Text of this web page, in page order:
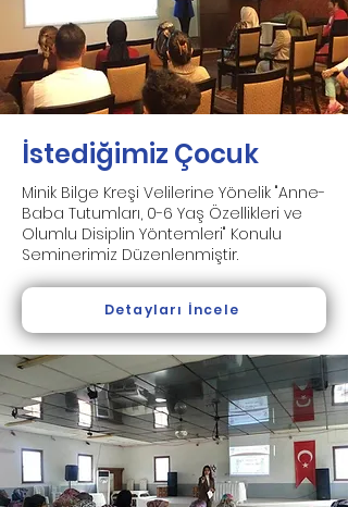
İstediğimiz Çocuk
Minik Bilge Kreşi Velilerine Yönelik "Anne-
Baba Tutumları, 0-6 Yaş Özellikleri ve
Olumlu Disiplin Yöntemleri" Konulu
Seminerimiz Düzenlenmiştir.
Detayları İncele